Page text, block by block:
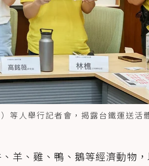
等人舉行記者會，揭露台鐵運送活
羊、雞、鴨、鵝等經濟動物